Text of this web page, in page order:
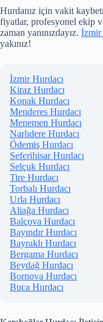
Hurdanız için vakit
fiyatlar, profesyonel ekip
zaman yanınızdayız. İzmir
yakınız!
İzmir Hurdacı
Kiraz Hurdacı
Konak Hurdacı
Menderes Hurdacı
Menemen Hurdacı
Narlıdere Hurdacı
Ödemiş Hurdacı
Seferihisar Hurdacı
Selçuk Hurdacı
Tire Hurdacı
Torbalı Hurdacı
Urla Hurdacı
Aliağa Hurdacı
Balçova Hurdacı
Bayındır Hurdacı
Bayraklı Hurdacı
Bergama Hurdacı
Beydağ Hurdacı
Bornova Hurdacı
Buca Hurdacı